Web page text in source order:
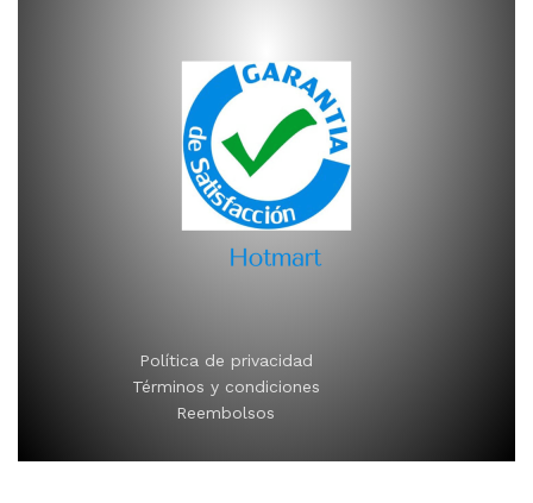
Política de privacidad
Términos y condiciones
Reembolsos